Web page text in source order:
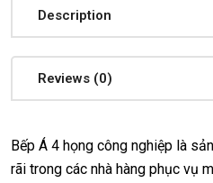
Description
Reviews (0)
Bếp Á 4 họng công nghiệp là
rãi trong các nhà hàng phục vụ